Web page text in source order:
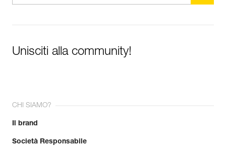
Unisciti alla community!
CHI SIAMO?
Il brand
Società Responsabile